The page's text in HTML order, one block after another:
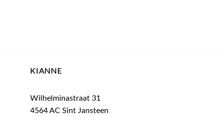
KIANNE
Wilhelminastraat 31
4564 AC Sint Jansteen